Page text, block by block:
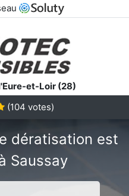
et-Loir (28)
(104 votes)
dératisation est
Saussay